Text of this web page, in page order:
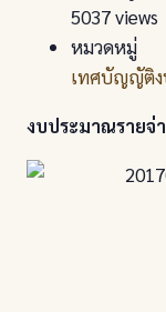
5037 views
หมวดหมู่
เทศบัญญัติง
งบประมาณราย